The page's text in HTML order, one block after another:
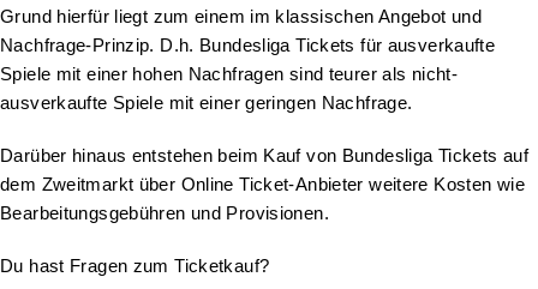
Grund hierfür liegt zum einem im klassischen Angebot und
Nachfrage-Prinzip. D.h. Bundesliga Tickets für ausverkaufte
Spiele mit einer hohen Nachfragen sind teurer als nicht-
ausverkaufte Spiele mit einer geringen Nachfrage.
Darüber hinaus entstehen beim Kauf von Bundesliga Tickets auf
dem Zweitmarkt über Online Ticket-Anbieter weitere Kosten wie
Bearbeitungsgebühren und Provisionen.
Du hast Fragen zum Ticketkauf?